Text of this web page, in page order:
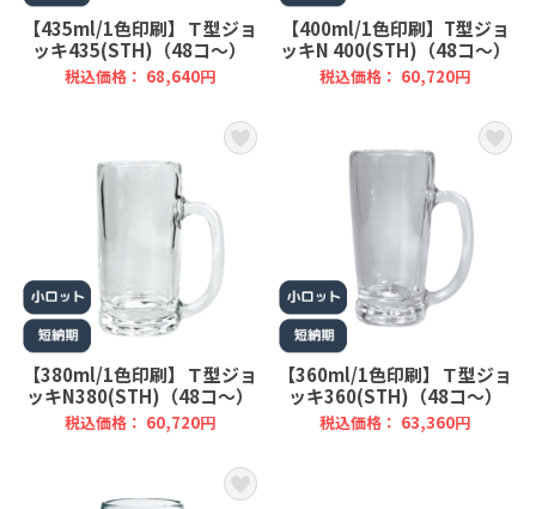
【435ml/1色印刷】Ｔ型ジョ
ッキ435(STH)（48コ～）
税込価格： 68,640円
【400ml/1色印刷】T型ジョ
ッキN 400(STH)（48コ～）
税込価格： 60,720円
【380ml/1色印刷】Ｔ型ジョ
ッキN380(STH)（48コ～）
税込価格： 60,720円
【360ml/1色印刷】Ｔ型ジョ
ッキ360(STH)（48コ～）
税込価格： 63,360円